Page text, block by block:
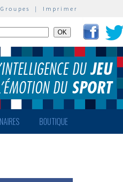
| Imprimer
BOUTIQUE